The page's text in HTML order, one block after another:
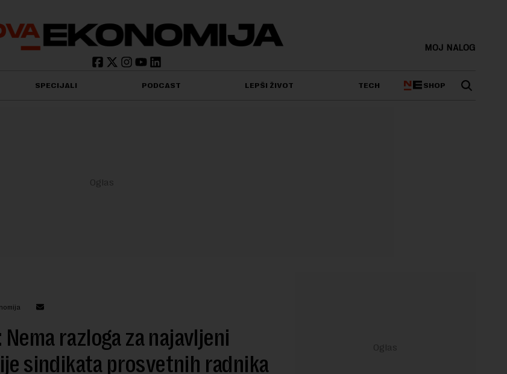
MOJ NALOG
SPECIJALI PODCAST LEPŠI ŽIVOT TECH SHOP
razloga za najavljeni
sindikata prosvetnih radnika